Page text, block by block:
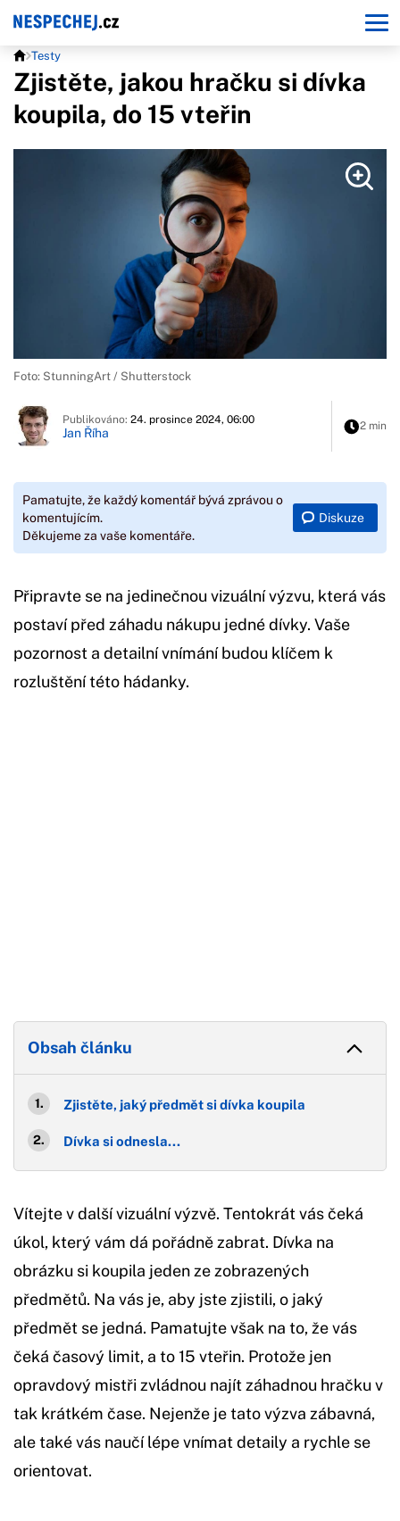
Testy
Zjistěte, jakou hračku si dívka
koupila, do 15 vteřin
Foto: StunningArt / Shutterstock
Publikováno: 24. prosince 2024, 06:00
Jan Říha 2 min
Pamatujte, že každý komentář bývá zprávou o
komentujícím.
Děkujeme za vaše komentáře.
Diskuze
Připravte se na jedinečnou vizuální výzvu, která vás
postaví před záhadu nákupu jedné dívky. Vaše
pozornost a detailní vnímání budou klíčem k
rozluštění této hádanky.
Obsah článku
Zjistěte, jaký předmět si dívka koupila
Dívka si odnesla...
Vítejte v další vizuální výzvě. Tentokrát vás čeká
úkol, který vám dá pořádně zabrat. Dívka na
obrázku si koupila jeden ze zobrazených
předmětů. Na vás je, aby jste zjistili, o jaký
předmět se jedná. Pamatujte však na to, že vás
čeká časový limit, a to 15 vteřin. Protože jen
opravdový mistři zvládnou najít záhadnou hračku v
tak krátkém čase. Nejenže je tato výzva zábavná,
ale také vás naučí lépe vnímat detaily a rychle se
orientovat.